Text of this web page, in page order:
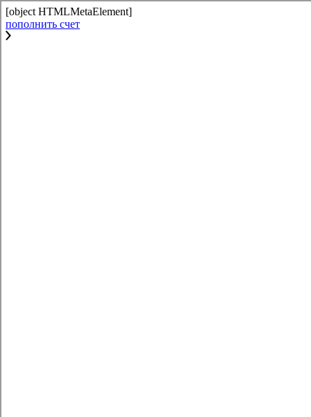
[object HTMLMetaElement]
пополнить счет